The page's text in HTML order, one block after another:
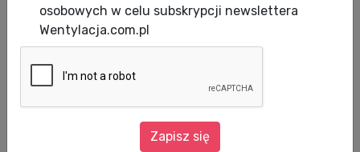
Firma Wigmors z przyjemnością informuje o
poszerzeniu oferty olejów Next Lubricants o
osobowych w celu subskrypcji newslettera
Wentylacja.com.pl
Zapisz się